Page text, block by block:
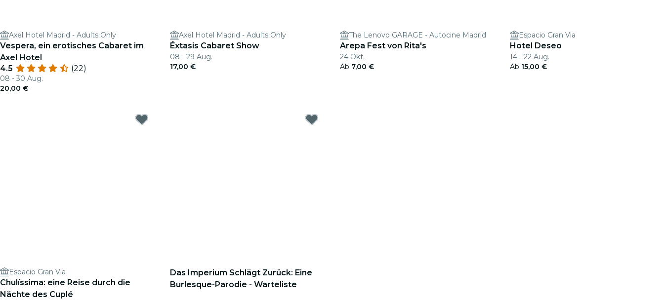
Axel Hotel Madrid - Adults Only
Vespera, ein erotisches Cabaret im
Axel Hotel
4.5
(22)
08 - 30 Aug.
20,00 €
Axel Hotel Madrid - Adults Only
Éxtasis Cabaret Show
08 - 29 Aug.
17,00 €
The Lenovo GARAGE - Autocine Madrid
Arepa Fest von Rita's
24 Okt.
Ab 7,00 €
Espacio Gran Via
Hotel Deseo
14 - 22 Aug.
Ab 15,00 €
Espacio Gran Via
Chulíssima: eine Reise durch die
Nächte des Cuplé
Das Imperium Schlägt Zurück: Eine
Burlesque-Parodie - Warteliste